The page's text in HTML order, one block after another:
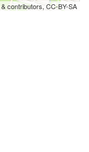
& contributors, CC-BY-SA